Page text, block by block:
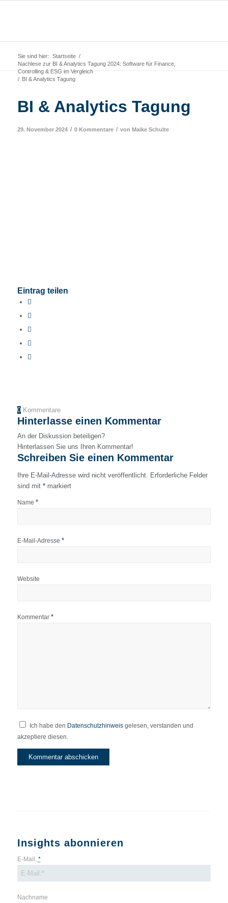
Sie sind hier: Startseite /
Nachlese zur BI & Analytics Tagung 2024: Software für Finance,
Controlling & ESG im Vergleich
/ BI & Analytics Tagung
BI & Analytics Tagung
29. November 2024 / 0 Kommentare / von Maike Schulte
Eintrag teilen
0 Kommentare
Hinterlasse einen Kommentar
An der Diskussion beteiligen?
Hinterlassen Sie uns Ihren Kommentar!
Schreiben Sie einen Kommentar
Ihre E-Mail-Adresse wird nicht veröffentlicht. Erforderliche Felder
sind mit *markiert
Name *
E-Mail-Adresse *
Website
Kommentar *
Ich habe den Datenschutzhinweisgelesen, verstanden und
akzeptiere diesen.
Insights abonnieren
E-Mail: *
Nachname